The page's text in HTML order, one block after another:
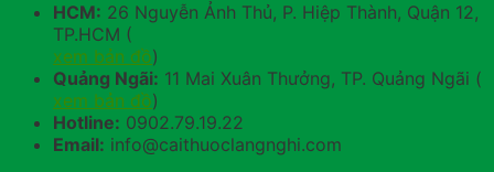
HCM: 26 Nguyễn Ảnh Thủ, P. Hiệp Thành, Quận 12,
TP.HCM (
xem bản đồ)
Quảng Ngãi: 11 Mai Xuân Thưởng, TP. Quảng Ngãi (
xem bản đồ)
Hotline: 0902.79.19.22
Email: info@caithuoclangnghi.com